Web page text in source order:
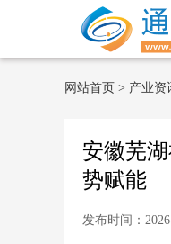
网站首页 > 产业资
安徽芜
势赋能
发布时间：